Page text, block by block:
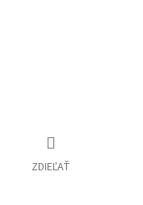
ZDIEĽAŤ